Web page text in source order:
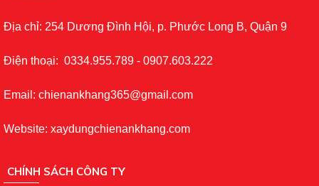
Địa chỉ: 254 Dương Đình Hội, p. Phước Long B, Quận 9
Điện thoại: 0334.955.789 - 0907.603.222
Email: chienankhang365@gmail.com
Website: xaydungchienankhang.com
CHÍNH SÁCH CÔNG TY